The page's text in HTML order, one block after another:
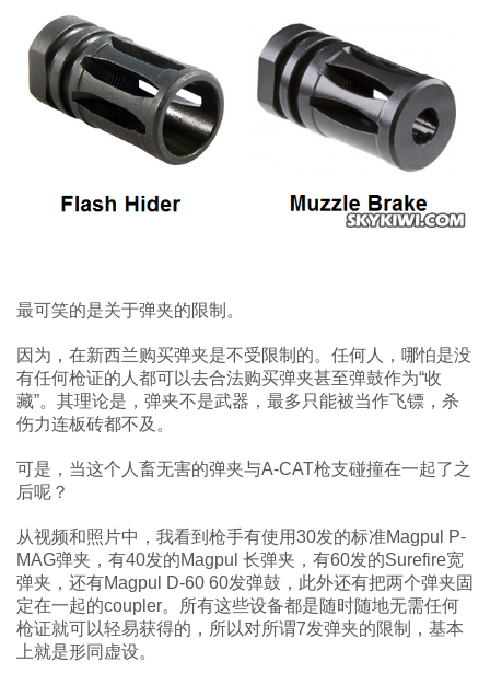
最可笑的是关于弹夹的限制。
因为，在新西兰购买弹夹是不受限制的。任何人，哪怕是没
有任何枪证的人都可以去合法购买弹夹甚至弹鼓作为“收
藏”。其理论是，弹夹不是武器，最多只能被当作飞镖，杀
伤力连板砖都不及。
可是，当这个人畜无害的弹夹与A-CAT枪支碰撞在一起了之
后呢？
从视频和照片中，我看到枪手有使用30发的标准Magpul P-
MAG弹夹，有40发的Magpul 长弹夹，有60发的Surefire宽
弹夹，还有Magpul D-60 60发弹鼓，此外还有把两个弹夹固
定在一起的coupler。所有这些设备都是随时随地无需任何
枪证就可以轻易获得的，所以对所谓7发弹夹的限制，基本
上就是形同虚设。